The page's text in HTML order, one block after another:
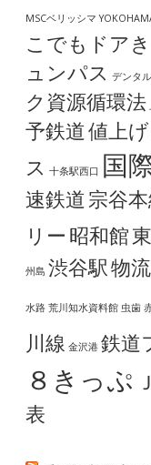
MSCベリッシマ
こでもドア
ュンパス デンタ
ク資源循環法
予鉄道値上げ
ス 十条駅西口 国
速鉄道 宗谷
リー 昭和館
州島 渋谷駅物
水路 荒川知水資料館 虫歯
川線 金沢港 鉄道
８きっぷ
表